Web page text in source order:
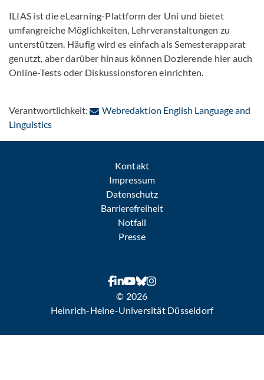
ILIAS ist die eLearning-Plattform der Uni und bietet
umfangreiche Möglichkeiten, Lehrveranstaltungen zu
unterstützen. Häufig wird es einfach als Semesterapparat
genutzt, aber darüber hinaus können Dozierende hier auch
Online-Tests oder Diskussionsforen einrichten.
Verantwortlichkeit:
Webredaktion English Language and
Linguistics: Per E-Mail kontaktieren
Kontakt
Impressum
Datenschutz
Barrierefreiheit
Notfall
Presse
© 2026
Heinrich-Heine-Universität Düsseldorf